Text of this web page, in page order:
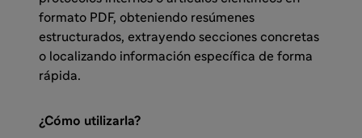
formato PDF, obteniendo resúmenes
estructurados, extrayendo secciones concretas
o localizando información específica de forma
rápida.
¿Cómo utilizarla?